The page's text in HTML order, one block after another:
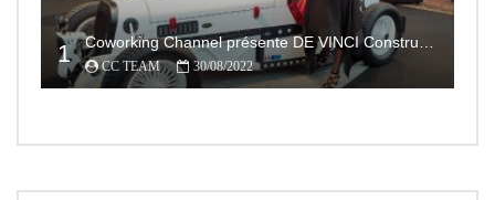
1 CC TEAM 30/08/2022